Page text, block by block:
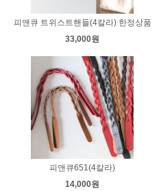
피앤큐 트위스트핸들(4칼라) 한정상품
33,000원
피앤큐651(4칼라)
14,000원